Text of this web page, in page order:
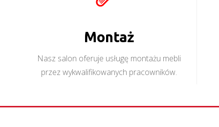
Montaż
Nasz salon oferuje usługę montażu mebli
przez wykwalifikowanych pracowników.